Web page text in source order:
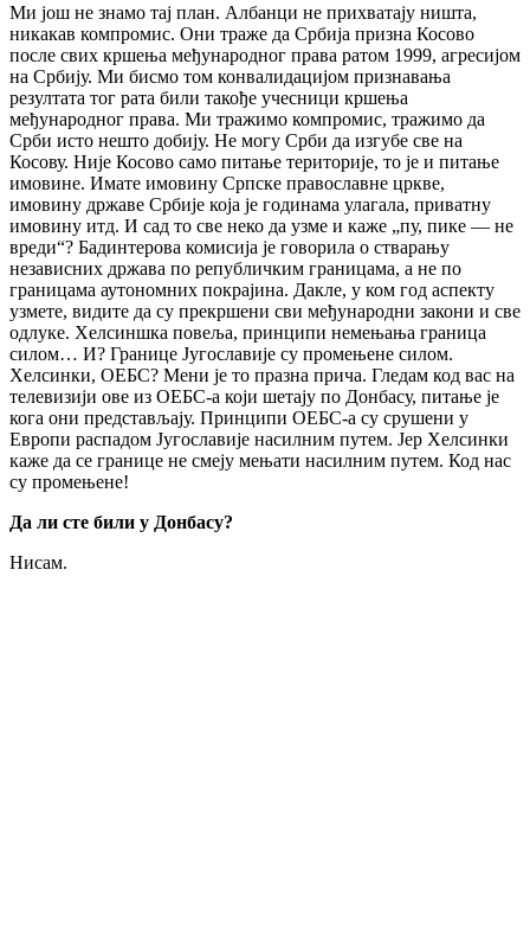
Ми још не знамо тај план. Албанци не прихватају ништа,
никакав компромис. Они траже да Србија призна Косово
после свих кршења међународног права ратом 1999, агресијом
на Србију. Ми бисмо том конвалидацијом признавања
резултата тог рата били такође учесници кршења
међународног права. Ми тражимо компромис, тражимо да
Срби исто нешто добију. Не могу Срби да изгубе све на
Косову. Није Косово само питање територије, то је и питање
имовине. Имате имовину Српске православне цркве,
имовину државе Србије која је годинама улагала, приватну
имовину итд. И сад то све неко да узме и каже „пу, пике — не
вреди“? Бадинтерова комисија је говорила о стварању
независних држава по републичким границама, а не по
границама аутономних покрајина. Дакле, у ком год аспекту
узмете, видите да су прекршени сви међународни закони и све
одлуке. Хелсиншка повеља, принципи немењања граница
силом… И? Границе Југославије су промењене силом.
Хелсинки, ОЕБС? Мени је то празна прича. Гледам код вас на
телевизији ове из ОЕБС-а који шетају по Донбасу, питање је
кога они представљају. Принципи ОЕБС-а су срушени у
Европи распадом Југославије насилним путем. Јер Хелсинки
каже да се границе не смеју мењати насилним путем. Код нас
су промењене!
Да ли сте били у Донбасу?
Нисам.